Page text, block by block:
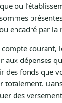
ou
encadré par
courant,
aux dépenses
des fonds que
totalement.
des